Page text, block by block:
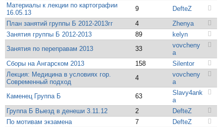
Материалы к лекции по картографии
16.05.13
9
DefteZ
План занятий группы Б 2012-2013гг
4
Zhenya
Занятия группы Б 2012-2013
89
kelyn
Занятия по переправам 2013
33
vovcheny
a
Сборы на Ангарском 2013
158
Silentor
Лекция: Медицина в условиях гор.
Современный подход
4
vovcheny
a
Каменец Группа Б
63
Slavy4ank
a
Группа Б Выезд в денеши 3.11.12
2
DefteZ
По мотивам экзамена
7
DefteZ